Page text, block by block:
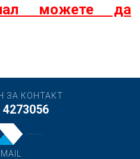
можете да
ЗА КОНТАКТ
4273056